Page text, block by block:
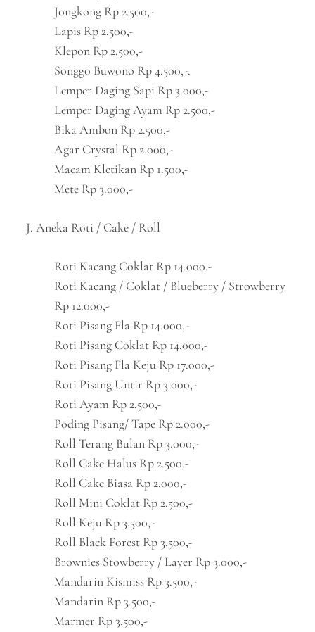
Jongkong Rp 2.500,-
Lapis Rp 2.500,-
Klepon Rp 2.500,-
Songgo Buwono Rp 4.500,-.
Lemper Daging Sapi Rp 3.000,-
Lemper Daging Ayam Rp 2.500,-
Bika Ambon Rp 2.500,-
Agar Crystal Rp 2.000,-
Macam Kletikan Rp 1.500,-
Mete Rp 3.000,-
J. Aneka Roti / Cake / Roll
Roti Kacang Coklat Rp 14.000,-
Roti Kacang / Coklat / Blueberry / Strowberry
Rp 12.000,-
Roti Pisang Fla Rp 14.000,-
Roti Pisang Coklat Rp 14.000,-
Roti Pisang Fla Keju Rp 17.000,-
Roti Pisang Untir Rp 3.000,-
Roti Ayam Rp 2.500,-
Poding Pisang/ Tape Rp 2.000,-
Roll Terang Bulan Rp 3.000,-
Roll Cake Halus Rp 2.500,-
Roll Cake Biasa Rp 2.000,-
Roll Mini Coklat Rp 2.500,-
Roll Keju Rp 3.500,-
Roll Black Forest Rp 3.500,-
Brownies Stowberry / Layer Rp 3.000,-
Mandarin Kismiss Rp 3.500,-
Mandarin Rp 3.500,-
Marmer Rp 3.500,-